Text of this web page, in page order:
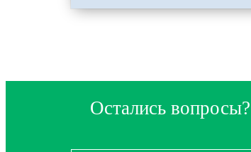
Остались вопросы?